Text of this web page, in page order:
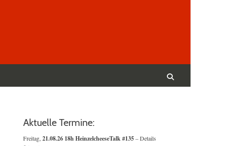
Aktuelle Termine:
Freitag, 21.08.26 18h HeinzelcheeseTalk #135– Details